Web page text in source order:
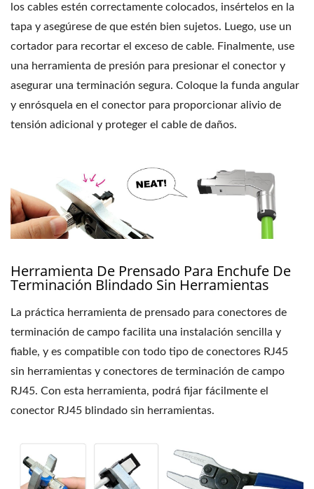
los cables estén correctamente colocados, insértelos en la
tapa y asegúrese de que estén bien sujetos. Luego, use un
cortador para recortar el exceso de cable. Finalmente, use
una herramienta de presión para presionar el conector y
asegurar una terminación segura. Coloque la funda angular
y enrósquela en el conector para proporcionar alivio de
tensión adicional y proteger el cable de daños.
Herramienta De Prensado Para Enchufe De
Terminación Blindado Sin Herramientas
La práctica herramienta de prensado para conectores de
terminación de campo facilita una instalación sencilla y
fiable, y es compatible con todo tipo de conectores RJ45
sin herramientas y conectores de terminación de campo
RJ45. Con esta herramienta, podrá fijar fácilmente el
conector RJ45 blindado sin herramientas.